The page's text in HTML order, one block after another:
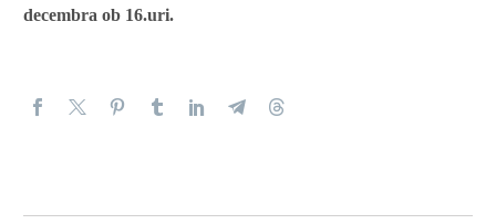
decembra ob 16.uri.